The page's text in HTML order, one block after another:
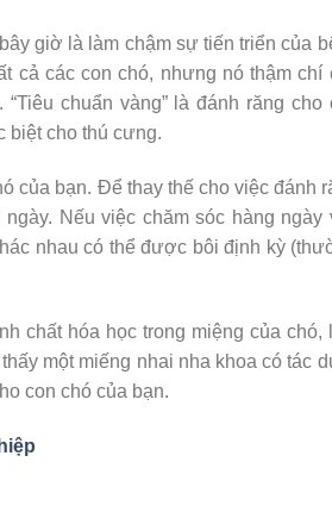
giờ là làm chậm sự tiến triển của
cả các con chó, nhưng nó thậm chí
chuẩn vàng” là đánh răng cho
biệt cho thú cưng.
của bạn. Để thay thế cho việc đánh
Nếu việc chăm sóc hàng ngày
nhau có thể được bôi định kỳ
chất hóa học trong miệng của chó,
một miếng nhai nha khoa có tác
con chó của bạn.